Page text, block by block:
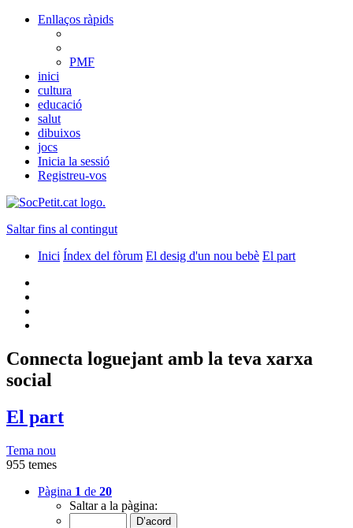
Enllaços ràpids
PMF
inici
cultura
educació
salut
dibuixos
jocs
Inicia la sessió
Registreu-vos
Saltar fins al contingut
Inici Índex del fòrum El desig d'un nou bebè El part
Connecta loguejant amb la teva xarxa
social
El part
Tema nou
955 temes
Pàgina 1 de 20
Saltar a la pàgina: